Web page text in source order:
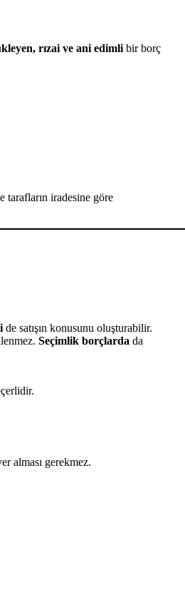
rızai ve ani edimli bir borç
tarafların iradesine göre
de satışın konusunu oluşturabilir.
Seçimlik borçlarda da
alması gerekmez.